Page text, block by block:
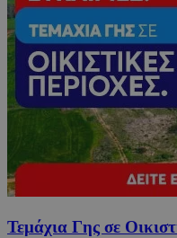
Τεμάχια Γης σε